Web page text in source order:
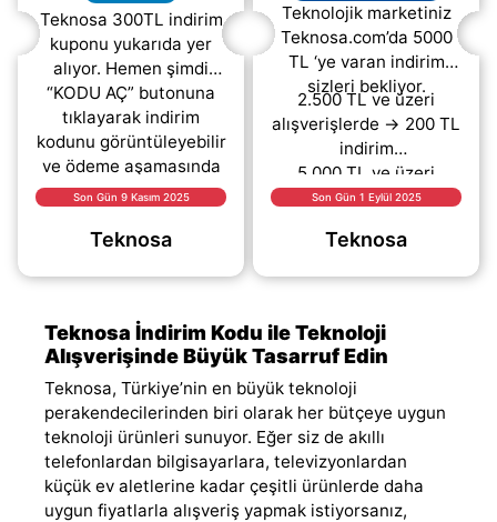
Teknosa 300TL indirim
kuponu yukarıda yer
alıyor. Hemen şimdi
“KODU AÇ” butonuna
tıklayarak indirim
kodunu görüntüleyebilir
ve ödeme aşamasında
ücretsiz(daha&helliip;)
Son Gün 9 Kasım 2025
Teknosa
Teknolojik marketiniz
Teknosa.com’da 5000
TL ‘ye varan indirim
sizleri bekliyor.
2.500 TL ve üzeri
alışverişlerde → 200 TL
indirim
5.000 TL ve üzeri
alışverişlerde
Son Gün 1 Eylül 2025
Teknosa
Teknosa İndirim Kodu ile Teknoloji
Alışverişinde Büyük Tasarruf Edin
Teknosa, Türkiye’nin en büyük teknoloji
perakendecilerinden biri olarak her bütçeye uygun
teknoloji ürünleri sunuyor. Eğer siz de akıllı
telefonlardan bilgisayarlara, televizyonlardan
küçük ev aletlerine kadar çeşitli ürünlerde daha
uygun fiyatlarla alışveriş yapmak istiyorsanız,